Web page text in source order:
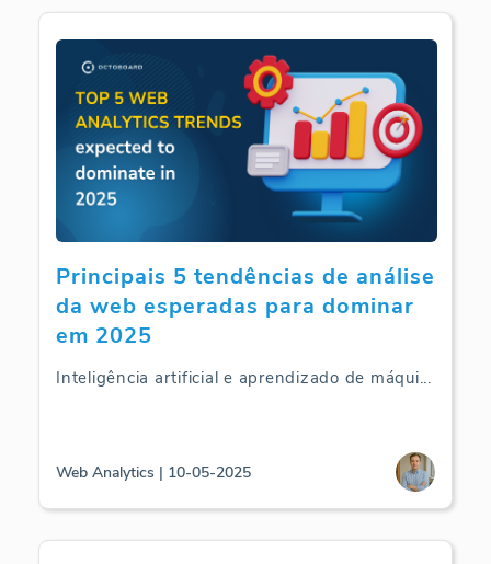
Principais 5 tendências de análise
da web esperadas para dominar
em 2025
Inteligência artificial e aprendizado de máqui...
Web Analytics | 10-05-2025